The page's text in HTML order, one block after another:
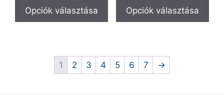
Opciók választása Opciók választása
1 2 3 4 5 6 7 →